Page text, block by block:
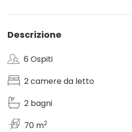
Descrizione
6 Ospiti
2 camere da letto
2 bagni
70 m2